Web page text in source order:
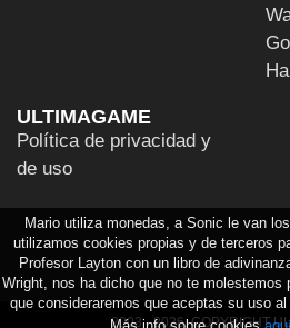
ULTIMAGAME
Política de privacidad y
de uso
2003 - 2026, COPYRIGHT
Mario utiliza monedas, a Sonic le van
utilizamos cookies propias y de terceros
Profesor Layton con un libro de
Wright, nos ha dicho que no te molestemos
que consideraremos que aceptas su uso